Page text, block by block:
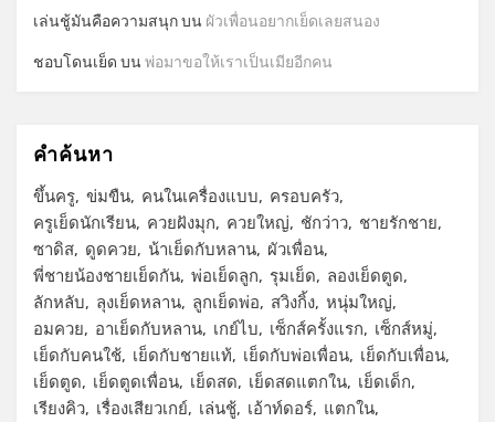
เล่นชู้มันคือความสนุกบน ผัวเพื่อนอยากเย็ดเลยสนอง
ชอบโดนเย็ด บนพ่อมาขอให้เราเป็นเมียอีกคน
คำค้นหา
ขึ้นครู ข่มขืน คนในเครื่องแบบ
ครอบครัว
ครูเย็ดนักเรียน
ควยฝังมุก ควยใหญ่ ชักว่าว
ชายรักชาย
ซาดิส
ดูดควย น้าเย็ดกับหลาน
ผัวเพื่อน
พี่ชายน้องชายเย็ดกัน พ่อเย็ดลูก รุมเย็ด
ลองเย็ดตูด
ลักหลับ
ลุงเย็ดหลาน ลูกเย็ดพ่อ สวิงกิ้ง หนุ่มใหญ่
อมควย
อาเย็ดกับหลาน เกย์ไบ เซ็กส์ครั้งแรก
เซ็กส์หมู่
เย็ดกับคนใช้
เย็ดกับชายแท้ เย็ดกับพ่อเพื่อน
เย็ดกับเพื่อน
เย็ดตูด
เย็ดตูดเพื่อน เย็ดสด เย็ดสดแตกใน
เย็ดเด็ก
เรียงคิว
เรื่องเสียวเกย์ เล่นชู้ เอ้าท์ดอร์ แตกใน